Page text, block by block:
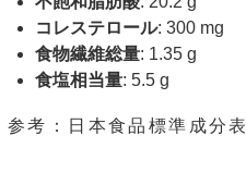
コレステロール: 300 mg
食物繊維総量: 1.35 g
食塩相当量: 5.5 g
参考：日本食品標準成分表